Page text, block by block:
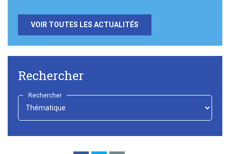
VOIR TOUTES LES ACTUALITÉS
Rechercher
Rechercher
Choisir